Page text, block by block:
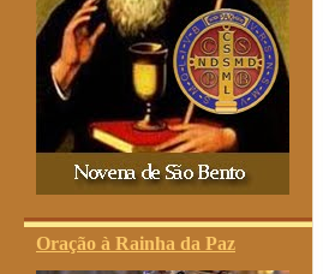
Oração à Rainha da Paz